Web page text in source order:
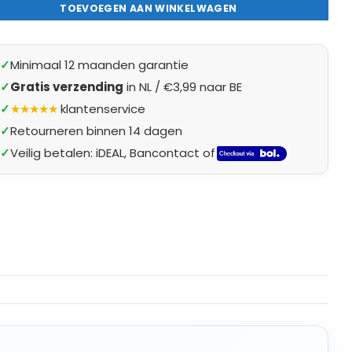
TOEVOEGEN AAN WINKELWAGEN
✓Minimaal 12 maanden garantie
✓Gratis verzending in NL / €3,99 naar BE
✓★★★★★klantenservice
✓Retourneren binnen 14 dagen
✓Veilig betalen: iDEAL, Bancontact of